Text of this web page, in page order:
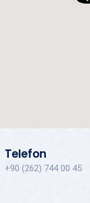
Telefon
+90 (262) 744 00 45